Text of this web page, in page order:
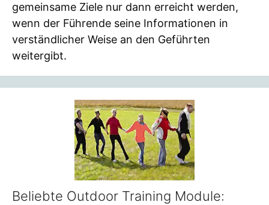
gemeinsame Ziele nur dann erreicht werden,
wenn der Führende seine Informationen in
verständlicher Weise an den Geführten
weitergibt.
Beliebte Outdoor Training Module: